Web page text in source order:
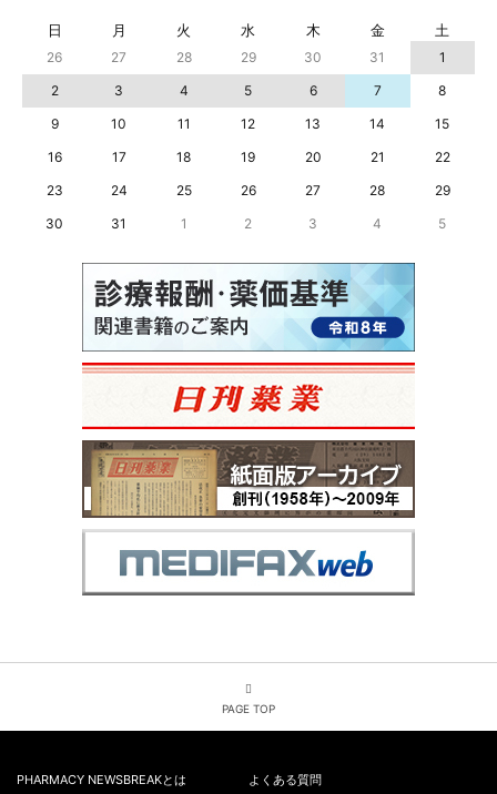
日 月 火 水 木 金 土
26 27 28 29 30 31
1
2
3 4 5 6 7
8
9
10 11 12 13 14
15
16
17 18 19 20 21
22
23
24 25 26 27 28
29
30
31 1 2 3 4 5
PAGE TOP
PHARMACY NEWSBREAKとは よくある質問